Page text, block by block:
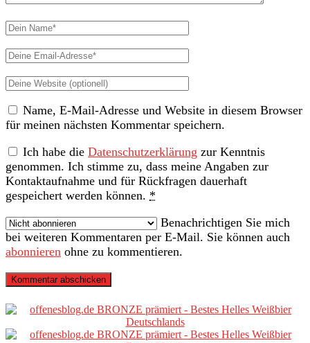
Dein
Deine
Adresse
Deine
(nicht
erforderlich)
Name, E-Mail-Adresse und Website in diesem Browser
für meinen nächsten Kommentar speichern.
Ich habe die Datenschutzerklärung zur Kenntnis
genommen. Ich stimme zu, dass meine Angaben zur
Kontaktaufnahme und für Rückfragen dauerhaft
gespeichert werden können. *
Benachrichtigen Sie mich
bei weiteren Kommentaren per E-Mail. Sie können auch
abonnieren ohne zu kommentieren.
Primäre
Sidebar